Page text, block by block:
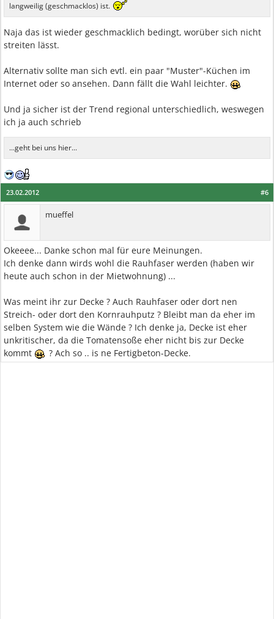
langweilig (geschmacklos) ist.
Naja das ist wieder geschmacklich bedingt, worüber sich nicht
streiten lässt.
Alternativ sollte man sich evtl. ein paar "Muster"-Küchen im
Internet oder so ansehen. Dann fällt die Wahl leichter.
Und ja sicher ist der Trend regional unterschiedlich, weswegen
ich ja auch schrieb
...geht bei uns hier...
#6
23.02.2012
mueffel
Okeeee... Danke schon mal für eure Meinungen.
Ich denke dann wirds wohl die Rauhfaser werden (haben wir
heute auch schon in der Mietwohnung) ...
Was meint ihr zur Decke ? Auch Rauhfaser oder dort nen
Streich- oder dort den Kornrauhputz ? Bleibt man da eher im
selben System wie die Wände ? Ich denke ja, Decke ist eher
unkritischer, da die Tomatensoße eher nicht bis zur Decke
kommt
? Ach so .. is ne Fertigbeton-Decke.